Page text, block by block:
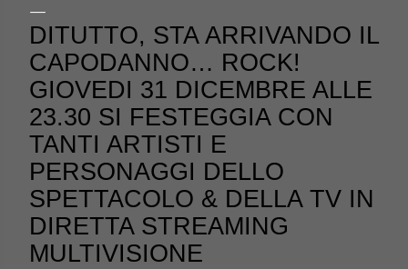
DITUTTO, STA ARRIVANDO IL
CAPODANNO… ROCK!
GIOVEDI 31 DICEMBRE ALLE
23.30 SI FESTEGGIA CON
TANTI ARTISTI E
PERSONAGGI DELLO
SPETTACOLO & DELLA TV IN
DIRETTA STREAMING
MULTIVISIONE